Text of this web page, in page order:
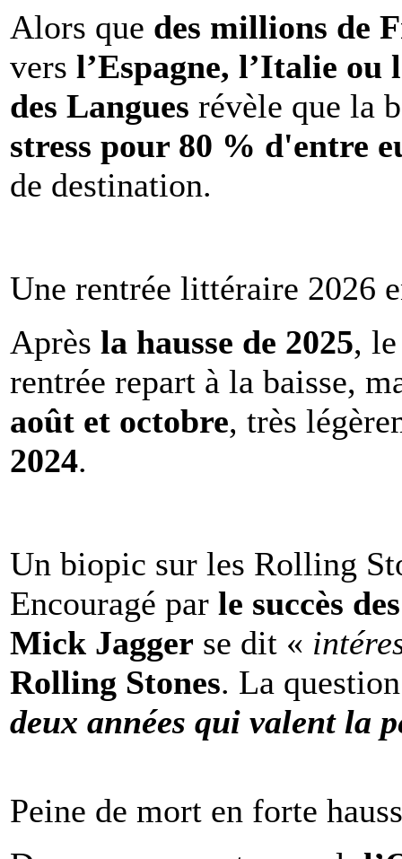
Alors que des millions de
vers l’Espagne, l’Italie ou
des Langues révèle que la
stress pour 80 % d'entre
de destination.
Une rentrée littéraire 2026
Après la hausse de 2025,
rentrée repart à la baisse,
août et octobre, très
2024.
Un biopic sur les Rolling
Encouragé par le succès
Mick Jagger se dit «
Rolling Stones. La
deux années qui valent la
Peine de mort en forte